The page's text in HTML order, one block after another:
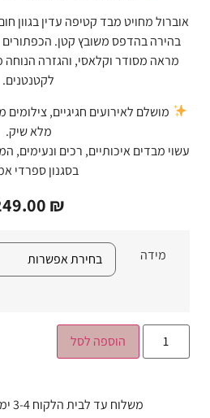
אוברול מחויט מבד קטיפה עדין בגוון
בהירה בהדפס משובץ קטן. הכפתורים
מראה מסודר וקלאסי, והגזרה
לקטנטנים.
מושלם לאירועים חגיגיים, צילומים
מלא שיק.
עשוי מבדים איכותיים, רכים ונעימים,
בסגנון ספרדי
₪
מידה
הוספה לסל
משלוח עד לבית הלקוח 3-4 ימי עסקים: 37.00 ₪